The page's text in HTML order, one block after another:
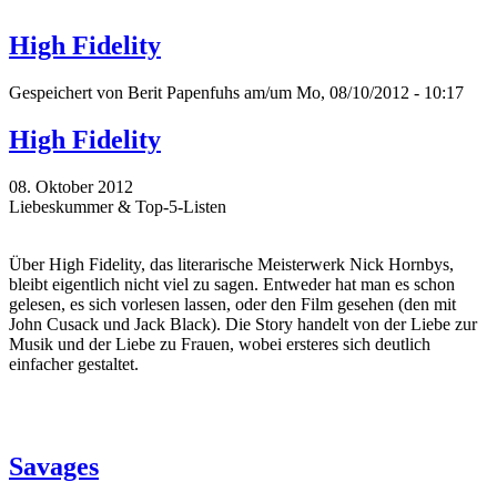
High Fidelity
Gespeichert von Berit Papenfuhs am/um Mo, 08/10/2012 - 10:17
High Fidelity
08. Oktober 2012
Liebeskummer & Top-5-Listen
Über High Fidelity, das literarische Meisterwerk Nick Hornbys,
bleibt eigentlich nicht viel zu sagen. Entweder hat man es schon
gelesen, es sich vorlesen lassen, oder den Film gesehen (den mit
John Cusack und Jack Black). Die Story handelt von der Liebe zur
Musik und der Liebe zu Frauen, wobei ersteres sich deutlich
einfacher gestaltet.
Savages